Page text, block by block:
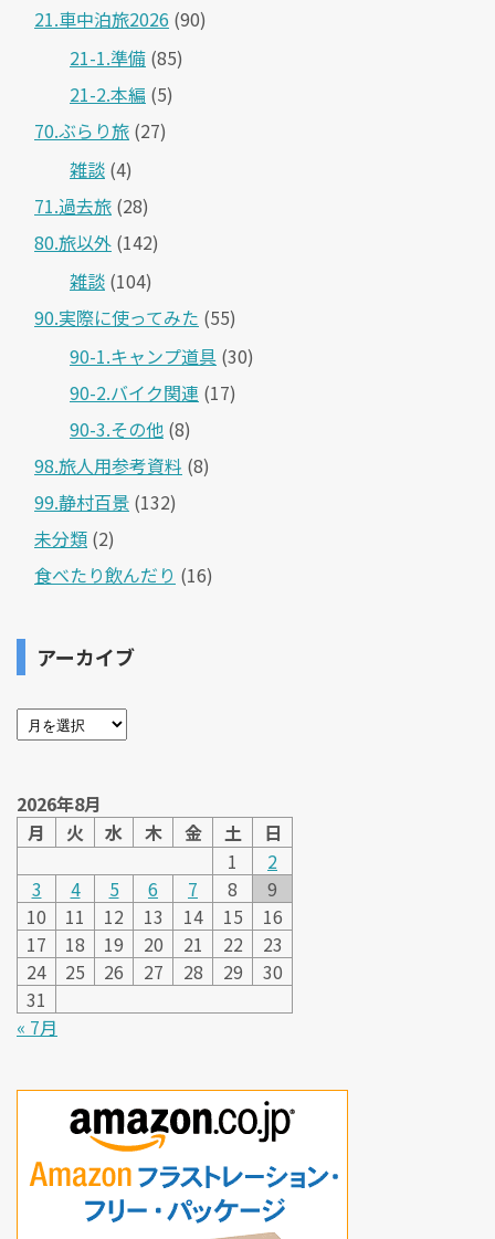
21.車中泊旅2026 (90)
21-1.準備 (85)
21-2.本編 (5)
70.ぶらり旅 (27)
雑談 (4)
71.過去旅 (28)
80.旅以外 (142)
雑談 (104)
90.実際に使ってみた (55)
90-1.キャンプ道具 (30)
90-2.バイク関連 (17)
90-3.その他 (8)
98.旅人用参考資料 (8)
99.静村百景 (132)
未分類 (2)
食べたり飲んだり (16)
アーカイブ
2026年8月
月
火 水 木 金 土
日
1
2
3
4 5 6 7 8
9
10
11 12 13 14 15
16
17
18 19 20 21 22
23
24
25 26 27 28 29
30
31
« 7月